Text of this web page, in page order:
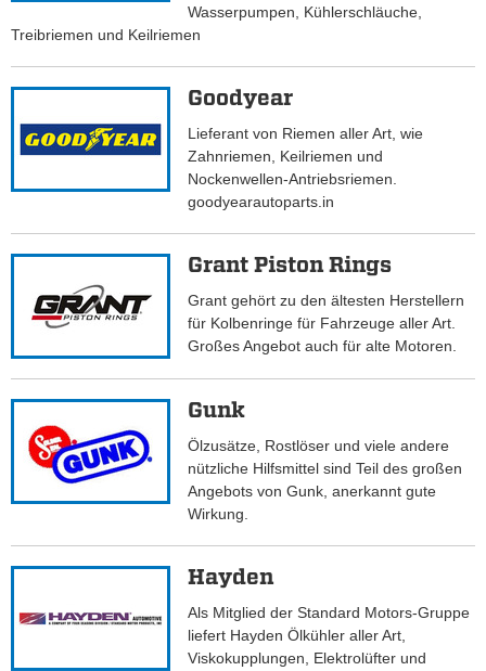
Wasserpumpen, Kühlerschläuche,
Treibriemen und Keilriemen
Goodyear
Lieferant von Riemen aller Art, wie
Zahnriemen, Keilriemen und
Nockenwellen-Antriebsriemen.
goodyearautoparts.in
Grant Piston Rings
Grant gehört zu den ältesten Herstellern
für Kolbenringe für Fahrzeuge aller Art.
Großes Angebot auch für alte Motoren.
Gunk
Ölzusätze, Rostlöser und viele andere
nützliche Hilfsmittel sind Teil des großen
Angebots von Gunk, anerkannt gute
Wirkung.
Hayden
Als Mitglied der Standard Motors-Gruppe
liefert Hayden Ölkühler aller Art,
Viskokupplungen, Elektrolüfter und